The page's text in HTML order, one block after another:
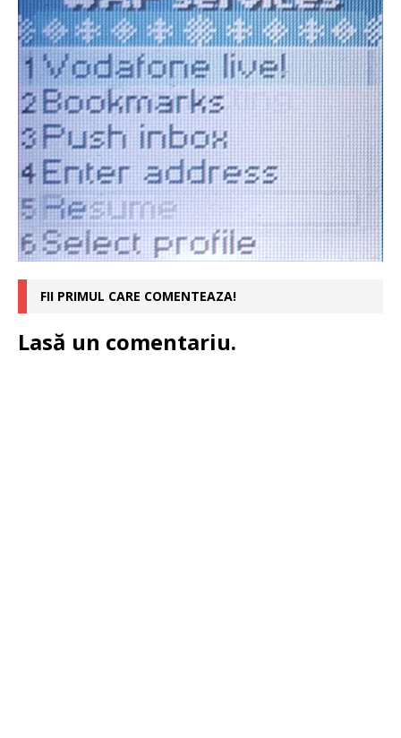
FII PRIMUL CARE COMENTEAZA!
Lasă un comentariu.